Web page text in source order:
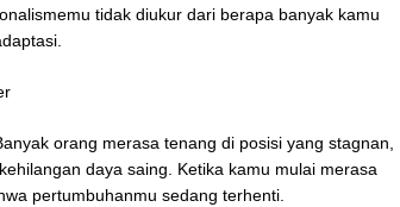
tidak diukur dari berapa banyak kamu
orang merasa tenang di posisi yang stagnan,
daya saing. Ketika kamu mulai merasa
pertumbuhanmu sedang terhenti.